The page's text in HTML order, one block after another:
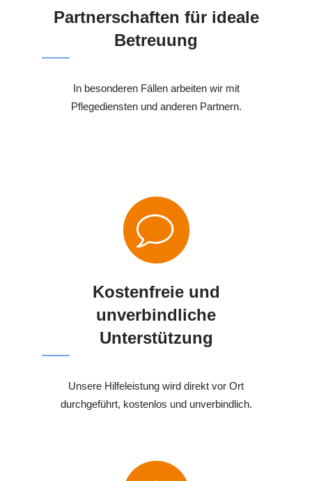
Partnerschaften für ideale
Betreuung
In besonderen Fällen arbeiten wir mit
Pflegediensten und anderen Partnern.
Kostenfreie und
unverbindliche
Unterstützung
Unsere Hilfeleistung wird direkt vor Ort
durchgeführt, kostenlos und unverbindlich.